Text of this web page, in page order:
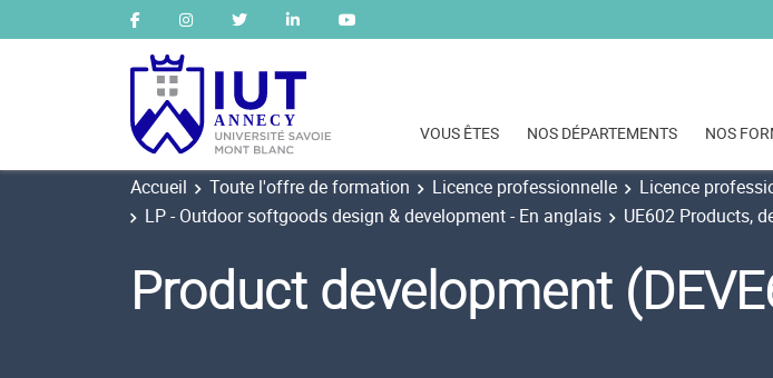
VOUS ÊTES NOS DÉPARTEMENTS NOS
Accueil Toute l'offre de formation Licence professionnelle
Licence
LP - Outdoor softgoods design & development - En anglais
UE602 Products,
Product development